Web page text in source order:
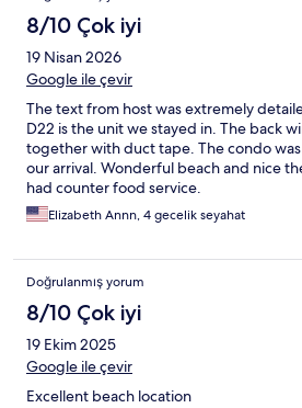
8/10 Çok iyi
19 Nisan 2026
Google ile çevir
The text from host was extremely
D22 is the unit we stayed in. The back
together with duct tape. The condo
our arrival. Wonderful beach and nice
had counter food service.
Elizabeth Annn, 4 gecelik seyahat
Doğrulanmış yorum
8/10 Çok iyi
19 Ekim 2025
Google ile çevir
Excellent beach location